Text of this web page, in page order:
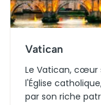
Vatican
Le Vatican, cœur
l'Église
par son riche